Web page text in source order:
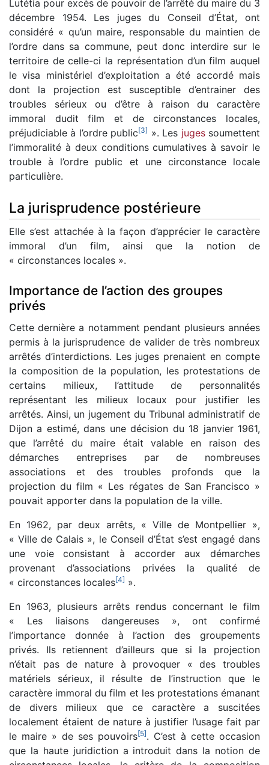
Lutétia pour excès de pouvoir de l’arrêté du maire du 3
décembre 1954. Les juges du Conseil d’État, ont
considéré « qu’un maire, responsable du maintien de
l’ordre dans sa commune, peut donc interdire sur le
territoire de celle-ci la représentation d’un film auquel
le visa ministériel d’exploitation a été accordé mais
dont la projection est susceptible d’entrainer des
troubles sérieux ou d’être à raison du caractère
immoral dudit film et de circonstances locales,
préjudiciable à l’ordre public[3] ». Les jugessoumettent
l’immoralité à deux conditions cumulatives à savoir le
trouble à l’ordre public et une circonstance locale
particulière.
La jurisprudence postérieure
Elle s’est attachée à la façon d’apprécier le caractère
immoral d’un film, ainsi que la notion de
« circonstances locales ».
Importance de l’action des groupes
privés
Cette dernière a notamment pendant plusieurs années
permis à la jurisprudence de valider de très nombreux
arrêtés d’interdictions. Les juges prenaient en compte
la composition de la population, les protestations de
certains milieux, l’attitude de personnalités
représentant les milieux locaux pour justifier les
arrêtés. Ainsi, un jugement du Tribunal administratif de
Dijon a estimé, dans une décision du 18 janvier 1961,
que l’arrêté du maire était valable en raison des
démarches entreprises par de nombreuses
associations et des troubles profonds que la
projection du film « Les régates de San Francisco »
pouvait apporter dans la population de la ville.
En 1962, par deux arrêts, « Ville de Montpellier »,
« Ville de Calais », le Conseil d’État s’est engagé dans
une voie consistant à accorder aux démarches
provenant d’associations privées la qualité de
« circonstances locales[4] ».
En 1963, plusieurs arrêts rendus concernant le film
« Les liaisons dangereuses », ont confirmé
l’importance donnée à l’action des groupements
privés. Ils retiennent d’ailleurs que si la projection
n’était pas de nature à provoquer « des troubles
matériels sérieux, il résulte de l’instruction que le
caractère immoral du film et les protestations émanant
de divers milieux que ce caractère a suscitées
localement étaient de nature à justifier l’usage fait par
le maire » de ses pouvoirs[5]. C’est à cette occasion
que la haute juridiction a introduit dans la notion de